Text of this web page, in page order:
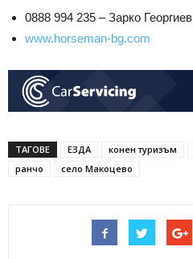
0888 994 235 – Зарко Георгиев
www.horseman-bg.com
ТАГОВЕ ЕЗДА конен туризъм
ранчо
село Макоцево